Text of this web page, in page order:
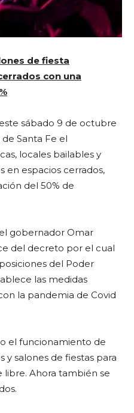
de fiesta
con una
sábado 9 de octubre
Santa Fe el
locales bailables y
en espacios cerrados,
del 50% de
gobernador Omar
del decreto por el cual
del Poder
las medidas
la pandemia de Covid
el funcionamiento de
y salones de fiestas para
libre. Ahora también se